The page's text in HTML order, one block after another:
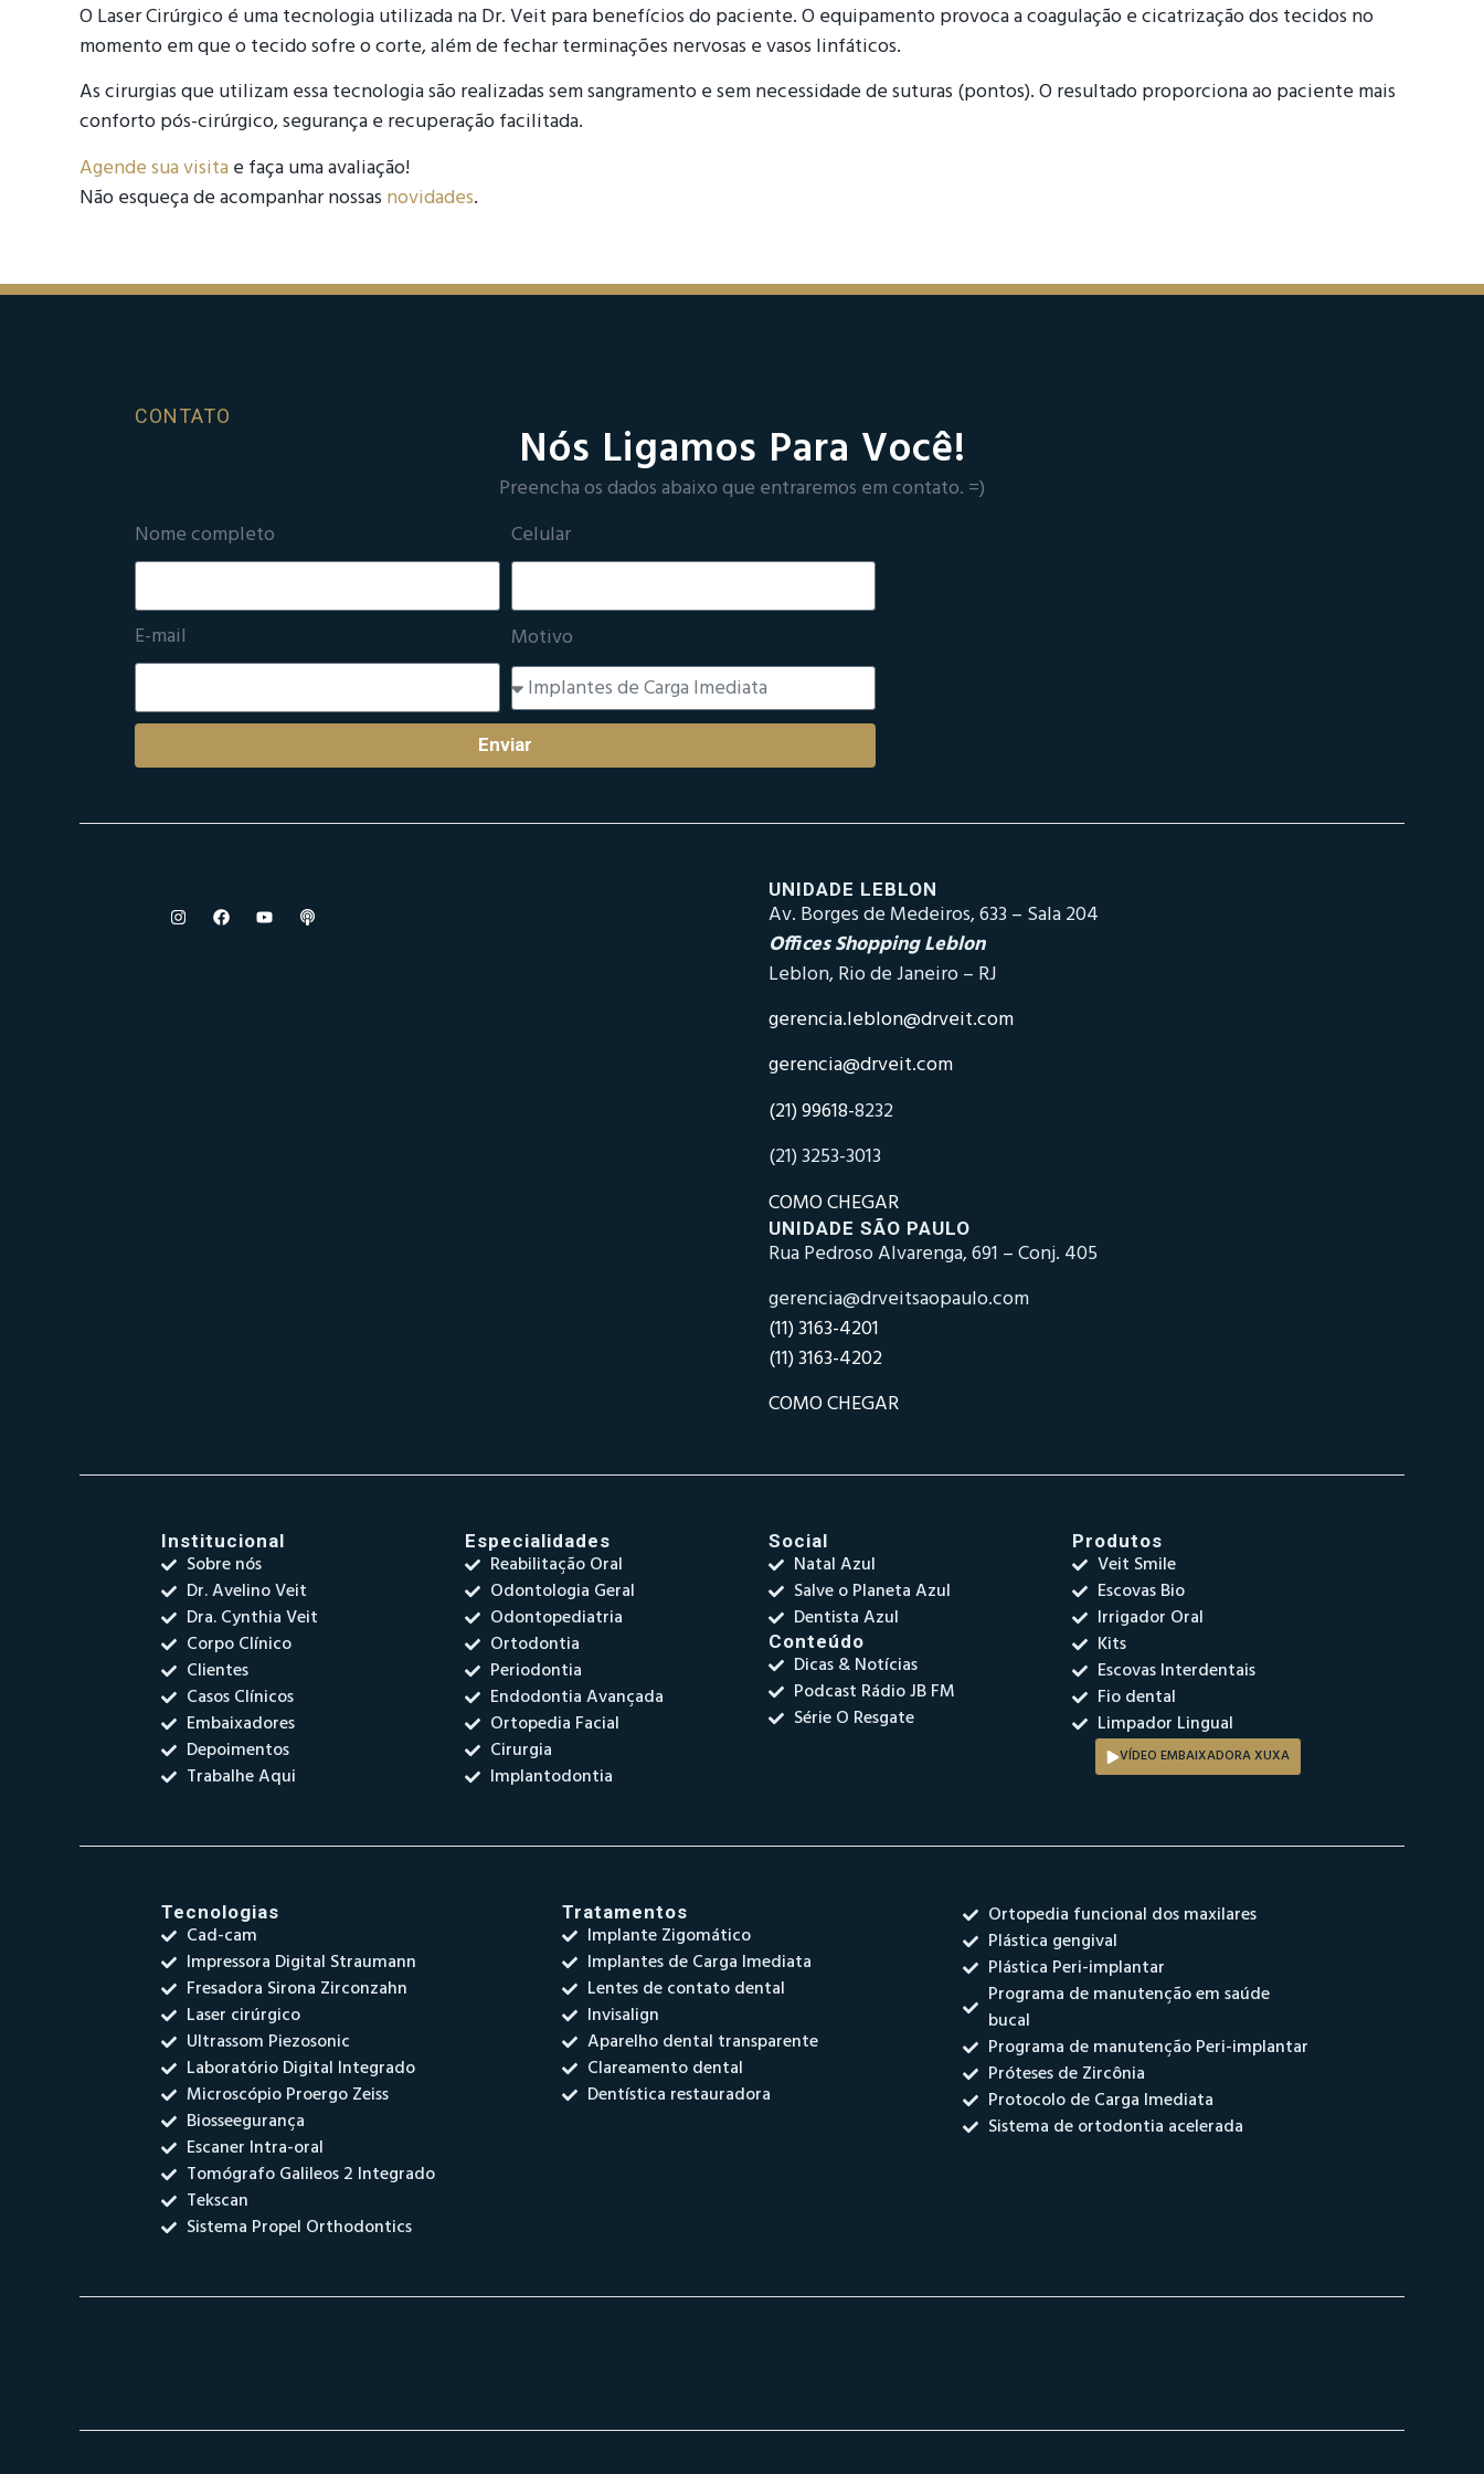
O Laser Cirúrgico é uma tecnologia utilizada na Dr. Veit para benefícios do paciente. O equipamento provoca a coagulação e cicatrização dos tecidos no
momento em que o tecido sofre o corte, além de fechar terminações nervosas e vasos linfáticos.
As cirurgias que utilizam essa tecnologia são realizadas sem sangramento e sem necessidade de suturas (pontos). O resultado proporciona ao paciente mais
conforto pós-cirúrgico, segurança e recuperação facilitada.
Agende sua visita e faça uma avaliação!
Não esqueça de acompanhar nossas novidades.
CONTATO
Nós Ligamos Para Você!
Preencha os dados abaixo que entraremos em contato. =)
Nome completo
Celular
E-mail Motivo
Enviar
UNIDADE LEBLON
Av. Borges de Medeiros, 633 – Sala 204
Offices Shopping Leblon
Leblon, Rio de Janeiro – RJ
gerencia.leblon@drveit.com
gerencia@drveit.com
(21) 99618-8232
(21) 3253-3013
COMO CHEGAR
UNIDADE SÃO PAULO
Rua Pedroso Alvarenga, 691 – Conj. 405
gerencia@drveitsaopaulo.com
(11) 3163-4201
(11) 3163-4202
COMO CHEGAR
Institucional
Sobre nós
Dr. Avelino Veit
Dra. Cynthia Veit
Corpo Clínico
Clientes
Casos Clínicos
Embaixadores
Depoimentos
Trabalhe Aqui
Especialidades
Reabilitação Oral
Odontologia Geral
Odontopediatria
Ortodontia
Periodontia
Endodontia Avançada
Ortopedia Facial
Cirurgia
Implantodontia
Social
Natal Azul
Salve o Planeta Azul
Dentista Azul
Conteúdo
Dicas & Notícias
Podcast Rádio JB FM
Série O Resgate
Produtos
Veit Smile
Escovas Bio
Irrigador Oral
Kits
Escovas Interdentais
Fio dental
Limpador Lingual
VÍDEO EMBAIXADORA XUXA
Tecnologias
Cad-cam
Impressora Digital Straumann
Fresadora Sirona Zirconzahn
Laser cirúrgico
Ultrassom Piezosonic
Laboratório Digital Integrado
Microscópio Proergo Zeiss
Biosseegurança
Escaner Intra-oral
Tomógrafo Galileos 2 Integrado
Tekscan
Sistema Propel Orthodontics
Tratamentos
Implante Zigomático
Implantes de Carga Imediata
Lentes de contato dental
Invisalign
Aparelho dental transparente
Clareamento dental
Dentística restauradora
Ortopedia funcional dos maxilares
Plástica gengival
Plástica Peri-implantar
Programa de manutenção em saúde
bucal
Programa de manutenção Peri-implantar
Próteses de Zircônia
Protocolo de Carga Imediata
Sistema de ortodontia acelerada